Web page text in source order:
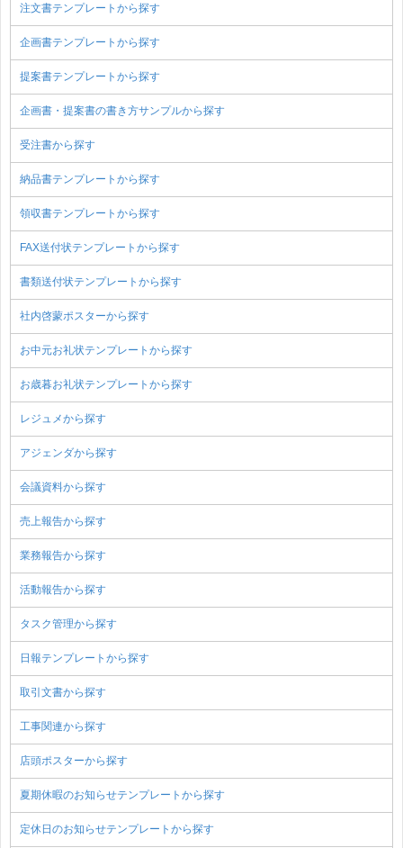
注文書テンプレートから探す
企画書テンプレートから探す
提案書テンプレートから探す
企画書・提案書の書き方サンプルから探す
受注書から探す
納品書テンプレートから探す
領収書テンプレートから探す
FAX送付状テンプレートから探す
書類送付状テンプレートから探す
社内啓蒙ポスターから探す
お中元お礼状テンプレートから探す
お歳暮お礼状テンプレートから探す
レジュメから探す
アジェンダから探す
会議資料から探す
売上報告から探す
業務報告から探す
活動報告から探す
タスク管理から探す
日報テンプレートから探す
取引文書から探す
工事関連から探す
店頭ポスターから探す
夏期休暇のお知らせテンプレートから探す
定休日のお知らせテンプレートから探す